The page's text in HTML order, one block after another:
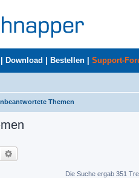
Download Bestellen Support-
Themen
Suche
Die Suche ergab 351